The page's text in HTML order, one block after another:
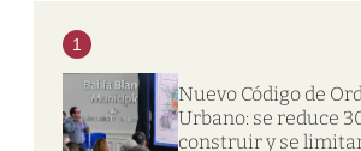
1
Nuevo Código de
Urbano: se reduce
construir y se